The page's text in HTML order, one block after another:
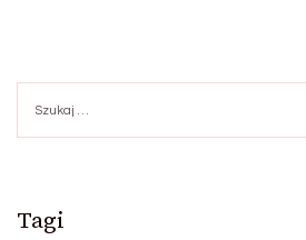
Tagi